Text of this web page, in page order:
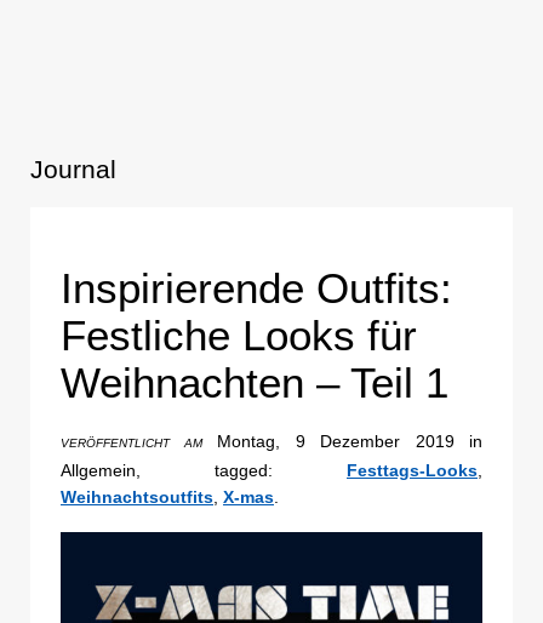
Journal
Inspirierende Outfits:
Festliche Looks für
Weihnachten – Teil 1
VERÖFFENTLICHT AMMontag, 9 Dezember 2019 in
Allgemein, tagged: Festtags-Looks,
Weihnachtsoutfits, X-mas.